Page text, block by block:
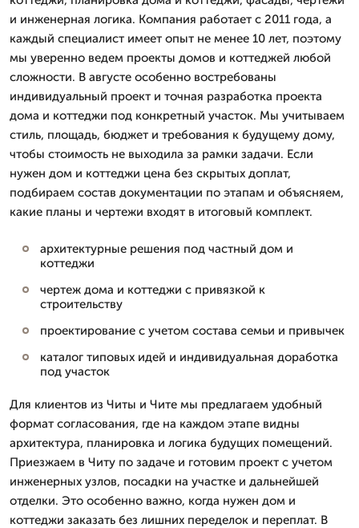
и инженерная логика. Компания работает с 2011 года, а
каждый специалист имеет опыт не менее 10 лет, поэтому
мы уверенно ведем проекты домов и коттеджей любой
сложности. В августе особенно востребованы
индивидуальный проект и точная разработка проекта
дома и коттеджи под конкретный участок. Мы учитываем
стиль, площадь, бюджет и требования к будущему дому,
чтобы стоимость не выходила за рамки задачи. Если
нужен дом и коттеджи цена без скрытых доплат,
подбираем состав документации по этапам и объясняем,
какие планы и чертежи входят в итоговый комплект.
архитектурные решения под частный дом и
коттеджи
чертеж дома и коттеджи с привязкой к
строительству
проектирование с учетом состава семьи и привычек
каталог типовых идей и индивидуальная доработка
под участок
Для клиентов из Читы и Чите мы предлагаем удобный
формат согласования, где на каждом этапе видны
архитектура, планировка и логика будущих помещений.
Приезжаем в Читу по задаче и готовим проект с учетом
инженерных узлов, посадки на участке и дальнейшей
отделки. Это особенно важно, когда нужен дом и
коттеджи заказать без лишних переделок и переплат. В